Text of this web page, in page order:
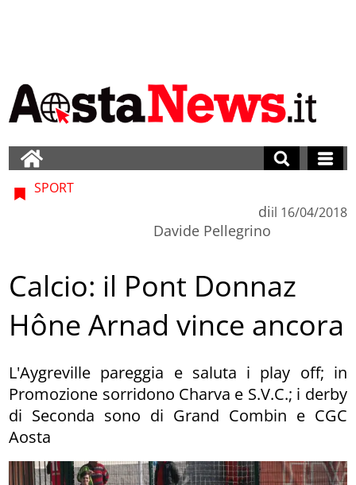
SPORT
di
Davide Pellegrino
il 16/04/2018
Calcio: il Pont Donnaz
Hône Arnad vince ancora
L'Aygreville pareggia e saluta i play off; in
Promozione sorridono Charva e S.V.C.; i derby
di Seconda sono di Grand Combin e CGC
Aosta